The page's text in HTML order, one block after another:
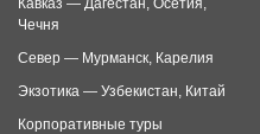
Чечня
Север — Мурманск, Карелия
Экзотика — Узбекистан, Китай
Корпоративные туры